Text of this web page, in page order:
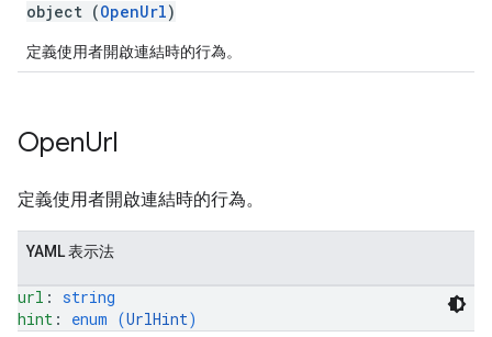
object (OpenUrl)
定義使用者開啟連結時的行為。
OpenUrl
定義使用者開啟連結時的行為。
YAML 表示法
url : string
hint : enum (UrlHint)